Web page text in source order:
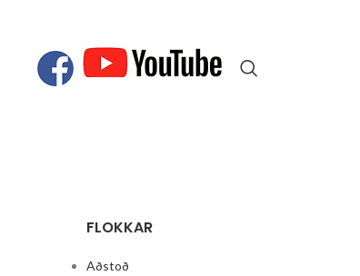
FLOKKAR
Aðstoð